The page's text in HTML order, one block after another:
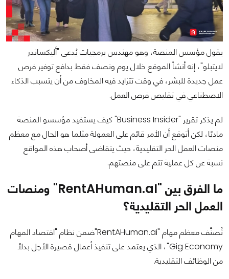
يقول مؤسس المنصة، وهو مهندس برمجيات يُدعى "أليكساندر
لايتبلو"، إنه أنشأ الموقع خلال يوم ونصف فقط بدافع توفير فرص
عمل جديدة للبشر، في وقت تتزايد فيه المخاوف من أن يتسبب الذكاء
الاصطناعي في تقليص فرص العمل.
لم يذكر تقرير "Business Insider" كيف يستفيد مؤسسو المنصة
ماديًا، لكن أتوقع أن الأمر قائم على العمولة مثلما هو الحال مع معظم
منصات العمل الحر التقليدية، حيث يتقاضى أصحاب هذه المواقع
نسبة عن كل عملية تتم على منصتهم.
ما الفرق بين "RentAHuman.aI" ومنصات
العمل الحر التقليدية؟
تُصنَّف معظم مهام "RentAHuman.ai"ضمن نظام "اقتصاد المهام
Gig Economy"، الذي يعتمد على تنفيذ أعمال قصيرة الأجل بدلًا
من الوظائف التقليدية.